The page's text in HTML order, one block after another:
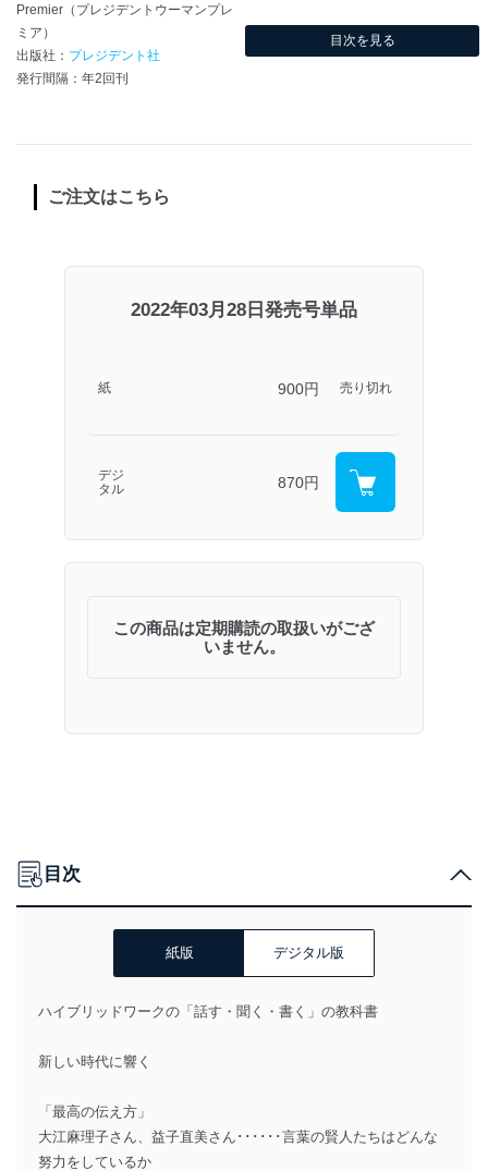
Premier（プレジデントウーマンプレ
ミア）
出版社： プレジデント社
発行間隔：年2回刊
目次を見る
ご注文はこちら
2022年03月28日発売号単品
紙 900円 売り切れ
デジ
タル
870円
この商品は定期購読の取扱いがござ
いません。
目次
紙版 デジタル版
ハイブリッドワークの「話す・聞く・書く」の教科書
新しい時代に響く
「最高の伝え方」
大江麻理子さん、益子直美さん･･････言葉の賢人たちはどんな
努力をしているか